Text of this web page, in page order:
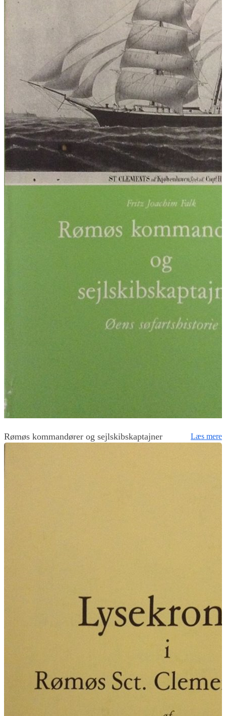
Rømøs kommandører og sejlskibskaptajner Læs mere